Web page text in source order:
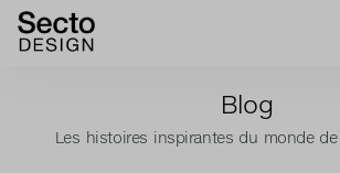
Blog
Les histoires inspirantes du monde